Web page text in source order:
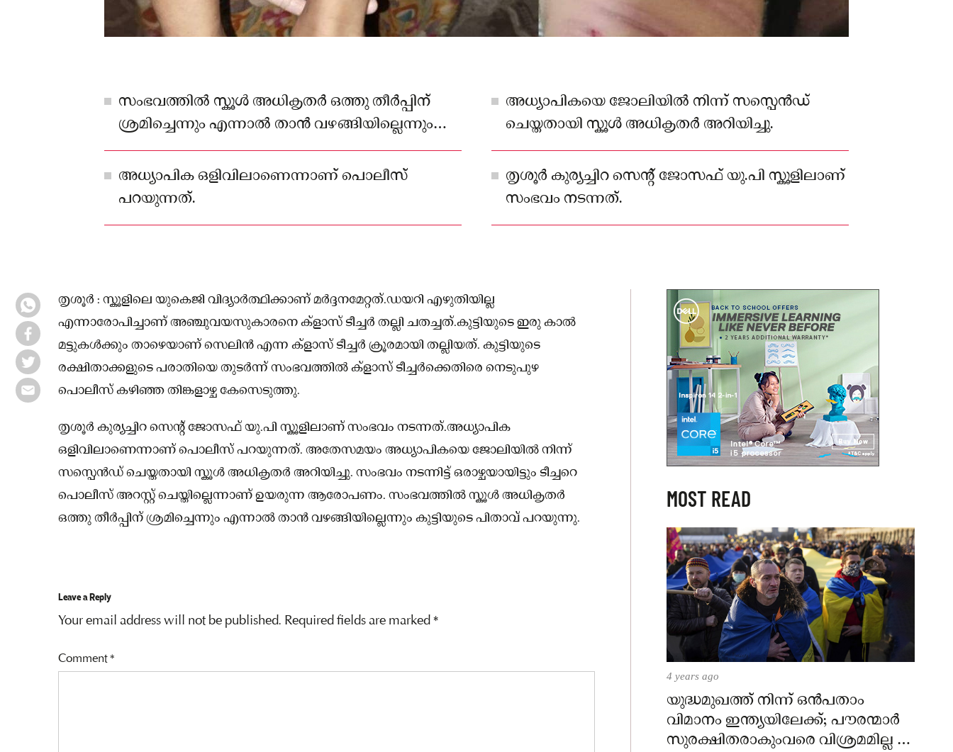
സംഭവത്തില്‍ സ്കൂള്‍ അധികൃതർ ഒത്തു തീർപ്പിന്
ശ്രമിച്ചെന്നും എന്നാല്‍ താൻ വഴങ്ങിയില്ലെന്നും
കുട്ടിയുടെ പിതാവ് പറയുന്നു.
അധ്യാപികയെ ജോലിയില്‍ നിന്ന് സസ്പെൻഡ്
ചെയ്തതായി സ്കൂള്‍ അധികൃതർ അറിയിച്ചു.
അധ്യാപിക ഒളിവിലാണെന്നാണ് പൊലീസ്
പറയുന്നത്.
തൃശൂർ കുര്യച്ചിറ സെന്റ് ജോസഫ് യു.പി സ്കൂളിലാണ്
സംഭവം നടന്നത്.
തൃശൂർ : സ്കൂളിലെ യുകെജി വിദ്യാർത്ഥിക്കാണ് മർദ്ദനമേറ്റത്.ഡയറി എഴുതിയില്ല
എന്നാരോപിച്ചാണ് അഞ്ചുവയസുകാരനെ ക്ളാസ് ടീച്ചർ തല്ലി ചതച്ചത്.കുട്ടിയുടെ ഇരു കാല്‍
മട്ടുകള്‍ക്കും താഴെയാണ് സെലിൻ എന്ന ക്ളാസ് ടീച്ചർ ക്രൂരമായി തല്ലിയത്. കുട്ടിയുടെ
രക്ഷിതാക്കളുടെ പരാതിയെ തുടർന്ന് സംഭവത്തില്‍ ക്ളാസ് ടീച്ചർക്കെതിരെ നെടുപുഴ
പൊലീസ് കഴിഞ്ഞ തിങ്കളാഴ്ച കേസെടുത്തു.
തൃശൂർ കുര്യച്ചിറ സെന്റ് ജോസഫ് യു.പി സ്കൂളിലാണ് സംഭവം നടന്നത്.അധ്യാപിക
ഒളിവിലാണെന്നാണ് പൊലീസ് പറയുന്നത്. അതേസമയം അധ്യാപികയെ ജോലിയില്‍ നിന്ന്
സസ്പെൻഡ് ചെയ്തതായി സ്കൂള്‍ അധികൃതർ അറിയിച്ചു. സംഭവം നടന്നിട്ട് ഒരാഴ്ചയായിട്ടും ടീച്ചറെ
പൊലീസ് അറസ്റ്റ് ചെയ്തില്ലെന്നാണ് ഉയരുന്ന ആരോപണം. സംഭവത്തില്‍ സ്കൂള്‍ അധികൃതർ
ഒത്തു തീർപ്പിന് ശ്രമിച്ചെന്നും എന്നാല്‍ താൻ വഴങ്ങിയില്ലെന്നും കുട്ടിയുടെ പിതാവ് പറയുന്നു.
Leave a Reply
Your email address will not be published. Required fields are marked*
Comment*
MOST READ
4 years ago
യുദ്ധമുഖത്ത് നിന്ന് ഒൻപതാം
വിമാനം ഇന്ത്യയിലേക്ക്; പൗരന്മാർ
സുരക്ഷിതരാകുംവരെ വിശ്രമമില്ല –